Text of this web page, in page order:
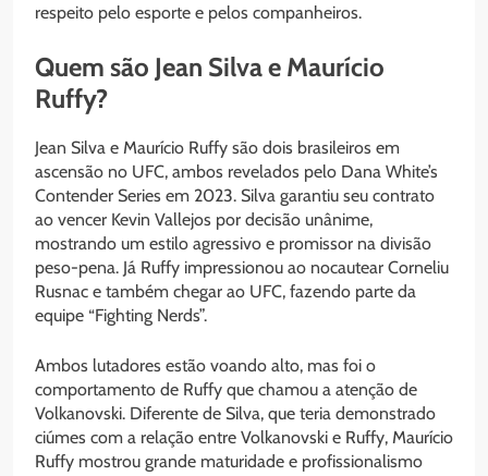
respeito pelo esporte e pelos companheiros.
Quem são Jean Silva e Maurício
Ruffy?
Jean Silva e Maurício Ruffy são dois brasileiros em
ascensão no UFC, ambos revelados pelo Dana White’s
Contender Series em 2023. Silva garantiu seu contrato
ao vencer Kevin Vallejos por decisão unânime,
mostrando um estilo agressivo e promissor na divisão
peso-pena. Já Ruffy impressionou ao nocautear Corneliu
Rusnac e também chegar ao UFC, fazendo parte da
equipe “Fighting Nerds”.
Ambos lutadores estão voando alto, mas foi o
comportamento de Ruffy que chamou a atenção de
Volkanovski. Diferente de Silva, que teria demonstrado
ciúmes com a relação entre Volkanovski e Ruffy, Maurício
Ruffy mostrou grande maturidade e profissionalismo